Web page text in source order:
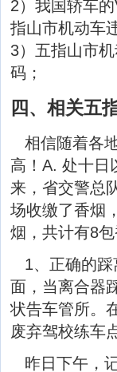
2）我国轿车
指山市机动车
3）五指山市
码；
四、相关五
相信随着各
高！A. 处十日
来，省交警总
场收缴了香烟
烟，共计有8
1、正确的
面，当离合器
状告车管所。
废弃驾校练车
昨日下午，